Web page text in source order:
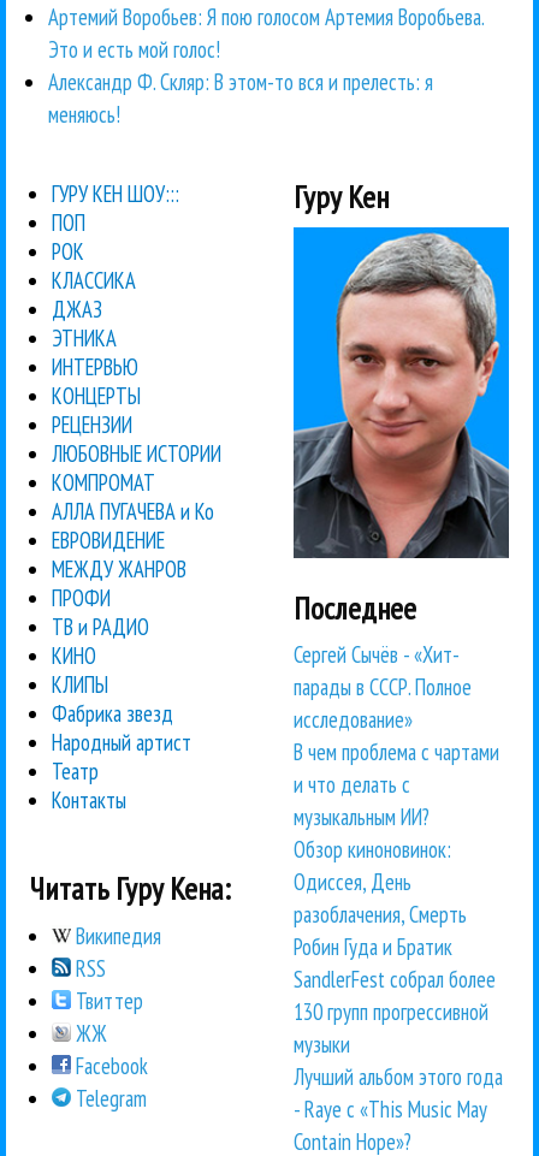
Артемий Воробьев: Я пою голосом Артемия Воробьева.
Это и есть мой голос!
Александр Ф. Скляр: В этом-то вся и прелесть: я
меняюсь!
ГУРУ КЕН ШОУ:::
ПОП
РОК
КЛАССИКА
ДЖАЗ
ЭТНИКА
ИНТЕРВЬЮ
КОНЦЕРТЫ
РЕЦЕНЗИИ
ЛЮБОВНЫЕ ИСТОРИИ
КОМПРОМАТ
АЛЛА ПУГАЧЕВА и Ко
ЕВРОВИДЕНИЕ
МЕЖДУ ЖАНРОВ
ПРОФИ
ТВ и РАДИО
КИНО
КЛИПЫ
Фабрика звезд
Народный артист
Театр
Контакты
Читать Гуру Кена:
Википедия
RSS
Твиттер
ЖЖ
Facebook
Telegram
Гуру Кен
Последнее
Сергей Сычёв - «Хит-
парады в СССР. Полное
исследование»
В чем проблема с чартами
и что делать с
музыкальным ИИ?
Обзор киноновинок:
Одиссея, День
разоблачения, Смерть
Робин Гуда и Братик
SandlerFest собрал более
130 групп прогрессивной
музыки
Лучший альбом этого года
- Raye с «This Music May
Contain Hope»?